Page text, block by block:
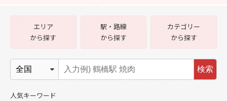
エリア
から探す
駅・路線
から探す
カテゴリー
から探す
検索
人気キーワード